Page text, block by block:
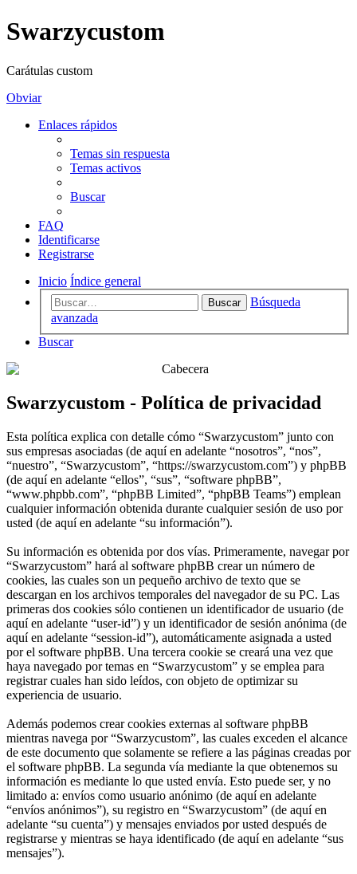
Swarzycustom
Carátulas custom
Obviar
Enlaces rápidos
Temas sin respuesta
Temas activos
Buscar
FAQ
Identificarse
Registrarse
Inicio Índice general
Buscar
Búsqueda
avanzada
Buscar
Swarzycustom - Política de privacidad
Esta política explica con detalle cómo “Swarzycustom” junto con
sus empresas asociadas (de aquí en adelante “nosotros”, “nos”,
“nuestro”, “Swarzycustom”, “https://swarzycustom.com”) y phpBB
(de aquí en adelante “ellos”, “sus”, “software phpBB”,
“www.phpbb.com”, “phpBB Limited”, “phpBB Teams”) emplean
cualquier información obtenida durante cualquier sesión de uso por
usted (de aquí en adelante “su información”).
Su información es obtenida por dos vías. Primeramente, navegar por
“Swarzycustom” hará al software phpBB crear un número de
cookies, las cuales son un pequeño archivo de texto que se
descargan en los archivos temporales del navegador de su PC. Las
primeras dos cookies sólo contienen un identificador de usuario (de
aquí en adelante “user-id”) y un identificador de sesión anónima (de
aquí en adelante “session-id”), automáticamente asignada a usted
por el software phpBB. Una tercera cookie se creará una vez que
haya navegado por temas en “Swarzycustom” y se emplea para
registrar cuales han sido leídos, con objeto de optimizar su
experiencia de usuario.
Además podemos crear cookies externas al software phpBB
mientras navega por “Swarzycustom”, las cuales exceden el alcance
de este documento que solamente se refiere a las páginas creadas por
el software phpBB. La segunda vía mediante la que obtenemos su
información es mediante lo que usted envía. Esto puede ser, y no
limitado a: envíos como usuario anónimo (de aquí en adelante
“envíos anónimos”), su registro en “Swarzycustom” (de aquí en
adelante “su cuenta”) y mensajes enviados por usted después de
registrarse y mientras se haya identificado (de aquí en adelante “sus
mensajes”).